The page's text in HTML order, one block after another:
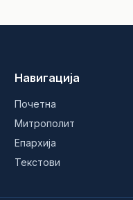
Навигација
Почетна
Митрополит
Епархија
Текстови